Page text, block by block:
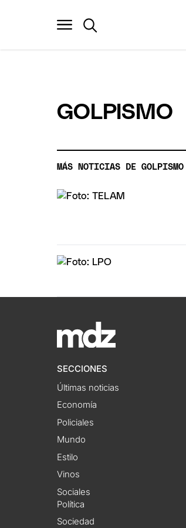
GOLPISMO
MÁS NOTICIAS DE GOLPISMO
SECCIONES
Últimas noticias
Economía
Policiales
Mundo
Estilo
Vinos
Sociales
Política
Sociedad